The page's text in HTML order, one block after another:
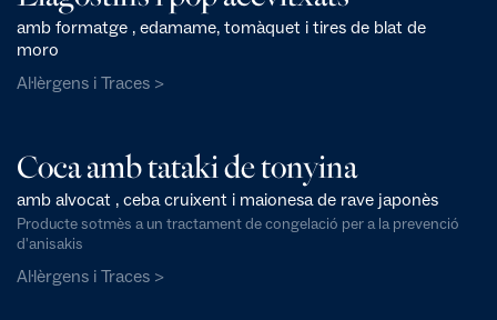
amb formatge , edamame, tomàquet i tires de blat de
moro
Al·lèrgens i Traces >
Coca amb tataki de tonyina
amb alvocat , ceba cruixent i maionesa de rave japonès
Producte sotmès a un tractament de congelació per a la prevenció
d'anisakis
Al·lèrgens i Traces >